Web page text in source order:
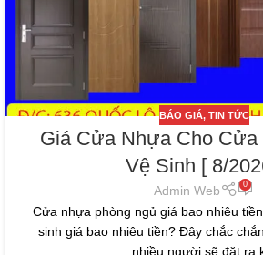
BÁO GIÁ, TIN TỨC
Giá Cửa Nhựa Cho Cửa
Vệ Sinh [ 8/
Admin Web 0
Cửa nhựa phòng ngủ giá bao nhiêu
sinh giá bao nhiêu tiền? Đây chắc
nhiều người sẽ đặt ra